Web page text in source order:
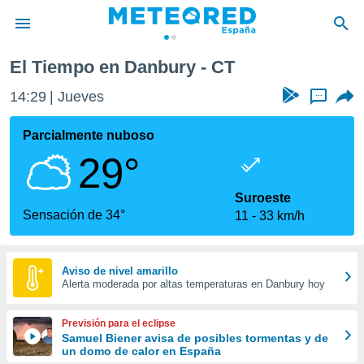
de
por
se
calidad.
a este
las
y
forma
digital
basada
El Tiempo en Danbury - CT
14:29 Jueves ...
Parcialmente nuboso
29°
Sensación de 34°
Suroeste
11
33 km/h
Aviso de nivel amarillo
Alerta moderada por altas temperaturas en Danbury hoy
Previsión para el eclipse
Samuel Biener avisa de posibles tormentas y de
un domo de calor en España